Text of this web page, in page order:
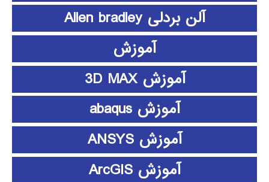
آلن بردلی Allen bradley
آموزش
آموزش 3D MAX
آموزش abaqus
آموزش ANSYS
آموزش ArcGIS